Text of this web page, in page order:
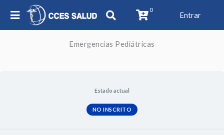
0
Entrar
Emergencias Pediátricas
Estado actual
NO INSCRITO